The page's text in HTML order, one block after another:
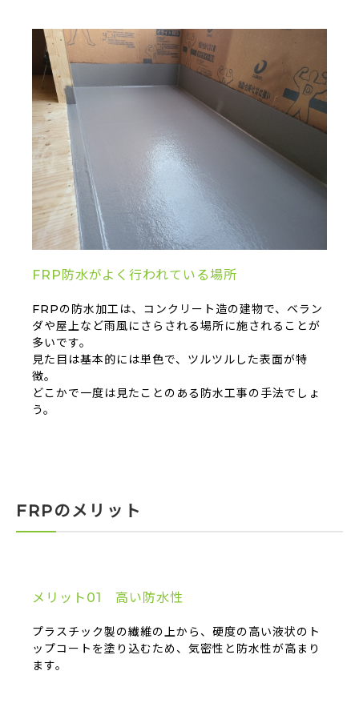
FRP防水がよく行われている場所
FRPの防水加工は、コンクリート造の建物で、ベラン
ダや屋上など雨風にさらされる場所に施されることが
多いです。
見た目は基本的には単色で、ツルツルした表面が特
徴。
どこかで一度は見たことのある防水工事の手法でしょ
う。
FRPのメリット
メリット01 高い防水性
プラスチック製の繊維の上から、硬度の高い液状のト
ップコートを塗り込むため、気密性と防水性が高まり
ます。